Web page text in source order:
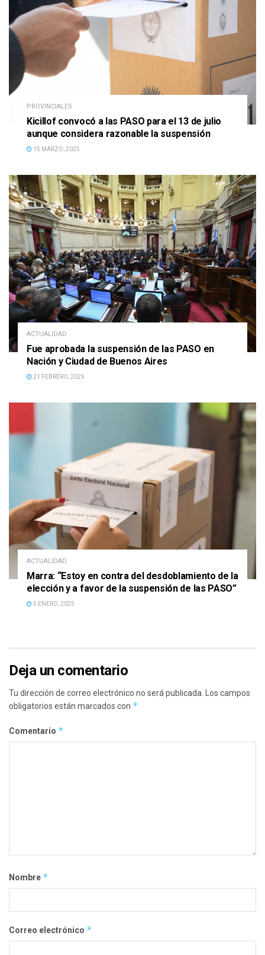
PROVINCIALES
Kicillof convocó a las PASO para el 13 de julio
aunque considera razonable la suspensión
15 MARZO, 2025
ACTUALIDAD
Fue aprobada la suspensión de las PASO en
Nación y Ciudad de Buenos Aires
21 FEBRERO, 2025
ACTUALIDAD
Marra: “Estoy en contra del desdoblamiento de la
elección y a favor de la suspensión de las PASO”
5 ENERO, 2025
Deja un comentario
Tu dirección de correo electrónico no será publicada. Los campos
obligatorios están marcados con *
Comentario *
Nombre *
Correo electrónico *